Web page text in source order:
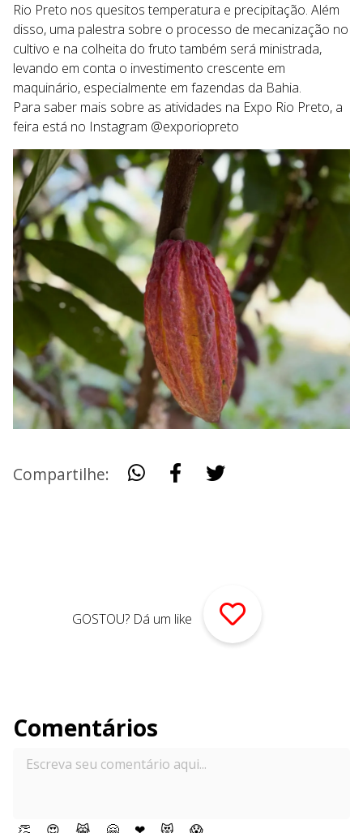
Rio Preto nos quesitos temperatura e precipitação. Além
disso, uma palestra sobre o processo de mecanização no
cultivo e na colheita do fruto também será ministrada,
levando em conta o investimento crescente em
maquinário, especialmente em fazendas da Bahia.
Para saber mais sobre as atividades na Expo Rio Preto, a
feira está no Instagram @exporiopreto
Compartilhe:
GOSTOU? Dá um like
Comentários